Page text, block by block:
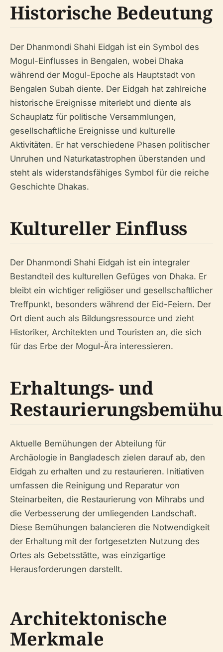
Historische Bedeutung
Der Dhanmondi Shahi Eidgah ist ein Symbol des
Mogul-Einflusses in Bengalen, wobei Dhaka
während der Mogul-Epoche als Hauptstadt von
Bengalen Subah diente. Der Eidgah hat zahlreiche
historische Ereignisse miterlebt und diente als
Schauplatz für politische Versammlungen,
gesellschaftliche Ereignisse und kulturelle
Aktivitäten. Er hat verschiedene Phasen politischer
Unruhen und Naturkatastrophen überstanden und
steht als widerstandsfähiges Symbol für die reiche
Geschichte Dhakas.
Kultureller Einfluss
Der Dhanmondi Shahi Eidgah ist ein integraler
Bestandteil des kulturellen Gefüges von Dhaka. Er
bleibt ein wichtiger religiöser und gesellschaftlicher
Treffpunkt, besonders während der Eid-Feiern. Der
Ort dient auch als Bildungsressource und zieht
Historiker, Architekten und Touristen an, die sich
für das Erbe der Mogul-Ära interessieren.
Erhaltungs- und
Aktuelle Bemühungen der Abteilung für
Archäologie in Bangladesch zielen darauf ab, den
Eidgah zu erhalten und zu restaurieren. Initiativen
umfassen die Reinigung und Reparatur von
Steinarbeiten, die Restaurierung von Mihrabs und
die Verbesserung der umliegenden Landschaft.
Diese Bemühungen balancieren die Notwendigkeit
der Erhaltung mit der fortgesetzten Nutzung des
Ortes als Gebetsstätte, was einzigartige
Herausforderungen darstellt.
Architektonische
Merkmale